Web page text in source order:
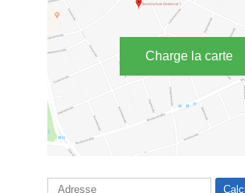
Charge la carte